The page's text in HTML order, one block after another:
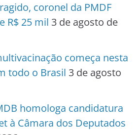
coronel da PMDF
R$ 25 mil 3 de agosto de
começa nesta
todo o Brasil 3 de agosto
homologa candidatura
à Câmara dos Deputados